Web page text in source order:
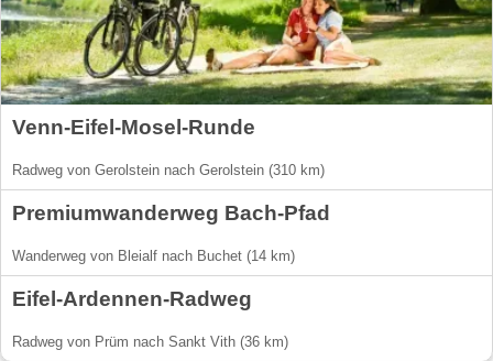
Venn-Eifel-Mosel-Runde
Radweg von Gerolstein nach Gerolstein (310 km)
Premiumwanderweg Bach-Pfad
Wanderweg von Bleialf nach Buchet (14 km)
Eifel-Ardennen-Radweg
Radweg von Prüm nach Sankt Vith (36 km)